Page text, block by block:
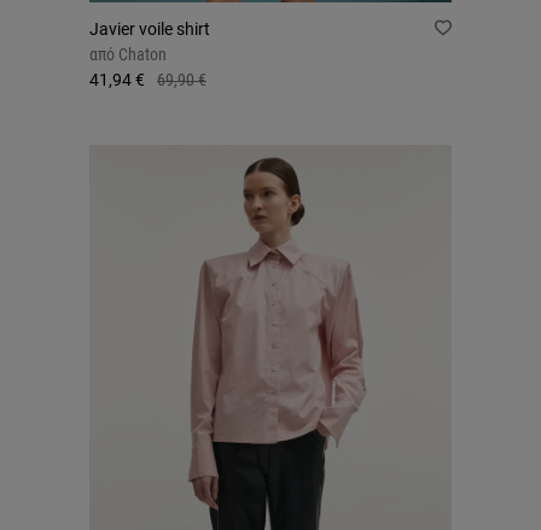
Javier voile shirt
από Chaton
41,94 €
69,90 €